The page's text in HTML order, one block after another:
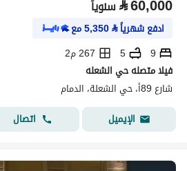
⃁60,000 سنوياً
ادفع شهرياً⃁
5,350مع
9
5
267 م2
فيلا متصله حي الشعله
شارع 89أ، حي الشعلة، الدمام
الإيميل
اتصال